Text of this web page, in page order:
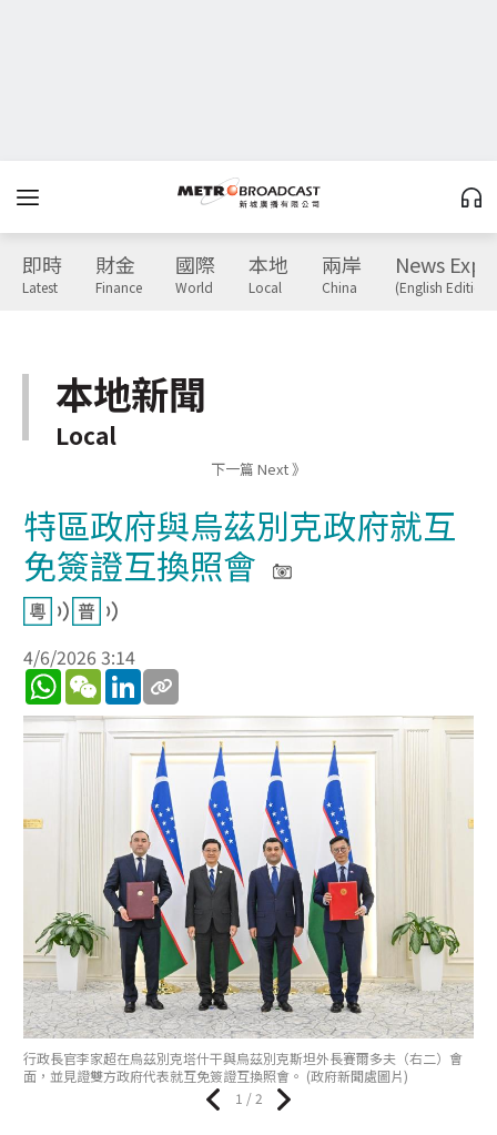
即時
Latest
財金
Finance
國際
World
本地
Local
兩岸
China
News
(English Edition)
本地新聞
Local
下一篇 Next 》
特區政府與烏茲別克政府就互
免簽證互換照會
4/6/2026 3:14
WhatsApp
WeChatLinkedIn
行政長官李家超在烏茲別克塔什干與烏茲別克斯坦外長賽爾多夫（右二）會
面，並見證雙方政府代表就互免簽證互換照會。 (政府新聞處圖片)
1 / 2